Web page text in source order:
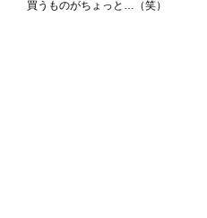
買うものがちょっと…（笑）